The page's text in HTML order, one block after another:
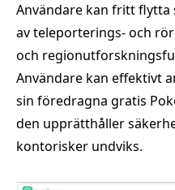
Användare kan fritt flytta
av teleporterings- och
och
Användare kan effektivt
sin föredragna gratis
den upprätthåller
kontorisker undviks.